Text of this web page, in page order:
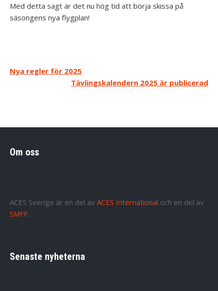
Med detta sagt är det nu hög tid att börja skissa på
säsongens nya flygplan!
Inläggsnavigering
Nya regler för 2025
Tävlingskalendern 2025 är publicerad
Om oss
ACES Sverige är en del av ACES International och en del av
SMFF.
Senaste nyheterna